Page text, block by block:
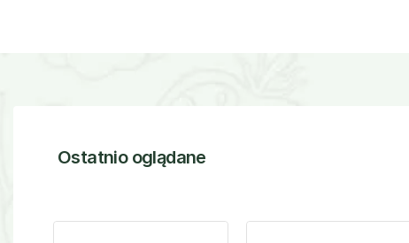
Ostatnio oglądane